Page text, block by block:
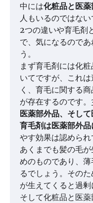
中には化粧品と医
人もいるのではない
2つの違いや育毛剤
で、気になるので
う。
まず育毛剤には化
いてですが、これ
く、育毛に関する
が存在するのです。
医薬部外品、そし
育毛剤は医薬部外品
やす効果は認められ
あくまでも髪の毛
めのものであり、
るでしょう。その
が生えてくると過剰
そして化粧品と医